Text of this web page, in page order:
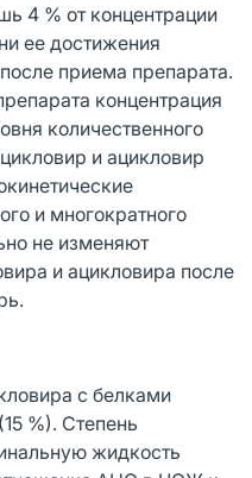
4 % от концентрации
ее достижения
приема препарата.
концентрация
количественного
и ацикловир
и многократного
не изменяют
и ацикловира после
с белками
%). Степень
жидкость